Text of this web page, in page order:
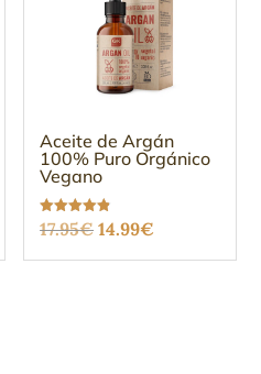
Aceite de Argán
100% Puro Orgánico
Vegano
Valorado
con
de 5
17.95€ El
precio
14.99€
precio